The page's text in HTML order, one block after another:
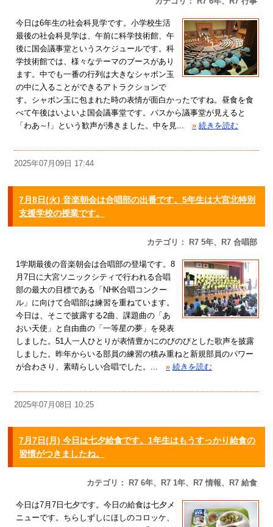
今日は6年生の社会科見学です。小学校生活
最後の社会科見学は、午前に科学技術館、午
後に国会議事堂というスケジュールです。科
学技術館では、様々なテーマのブースがあり
ます。中でも一番の行列は大きなシャボン玉
の中に入ることができるアトラクションで
す。シャボン玉に包まれた時の表情が面白かったですね。昼食を食
べて午後はいよいよ国会議事堂です。バスから議事堂が見えると
「わあ～!」という歓声が沸きました。中を見...
» 続きを読む
2025年07月09日 17:44
7月8日(火) 音楽朝会は合唱部の出番です。5年生は大宮北特別
支援学校の授業です。
カテゴリ： R7 5年、R7 合唱部
1学期最後の音楽朝会は合唱部の登場です。8
月7日に大宮ソニックシティで行われる合唱
部の最大の目標である「NHK合唱コンクー
ル」に向けて合唱部は練習を重ねています。
今日は、そこで披露する2曲、課題曲の「あ
おい天使」と自由曲の「一等星の夢」を発表
しました。51人一人ひとりが表情豊かにのびのびとした歌声を披露
しました。昨年からいる部員の練習の積み重ねと新規部員のパワー
が合わさり、素晴らしい合唱でした。...
» 続きを読む
2025年07月08日 10:25
7月7日(月) 今日は七夕給食です。1年生はもうすっかり給食の
習慣がつきましたね。
カテゴリ： R7 6年、R7 1年、R7 情報、R7 給食
今日は7月7日七夕です。今日の給食は七夕メ
ニューです。ちらしずしにほしのコロッケ、